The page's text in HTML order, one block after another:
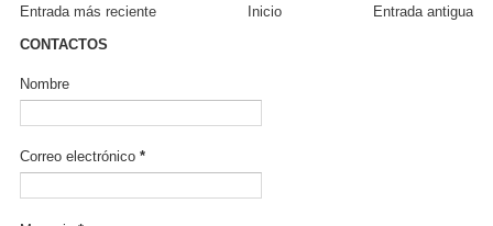
Entrada más reciente Entrada antigua
Inicio
CONTACTOS
Nombre
Correo electrónico *